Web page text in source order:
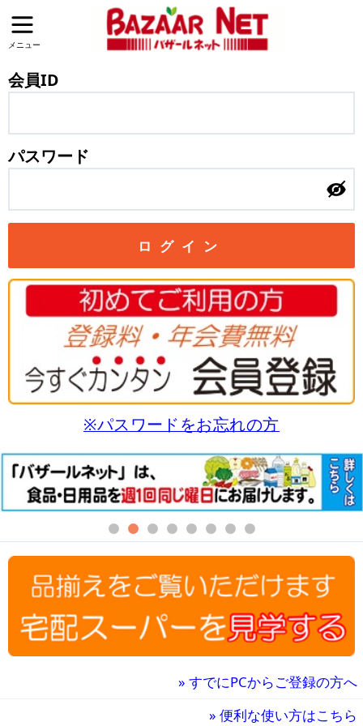
メニュー
会員ID
パスワード
ログイン
※パスワードをお忘れの方
» すでにPCからご登録の方へ
» 便利な使い方はこちら